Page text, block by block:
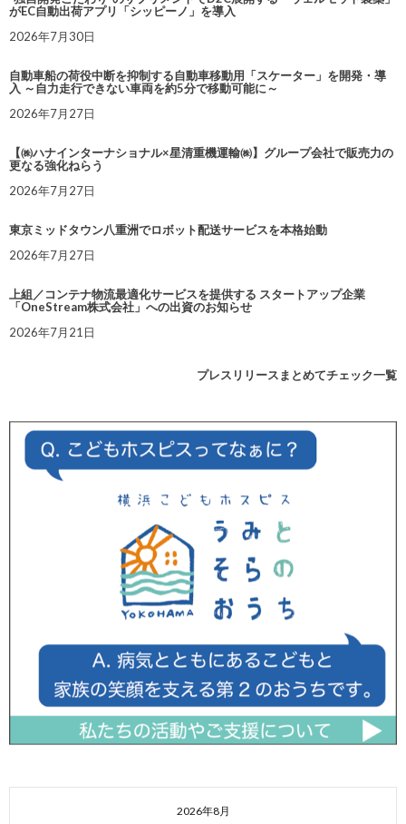
がEC自動出荷アプリ「シッピーノ」を導入
2026年7月30日
自動車船の荷役中断を抑制する自動車移動用「スケーター」を開発・導
入 ～自力走行できない車両を約5分で移動可能に～
2026年7月27日
【㈱ハナインターナショナル×星清重機運輸㈱】グループ会社で販売力の
更なる強化ねらう
2026年7月27日
東京ミッドタウン八重洲でロボット配送サービスを本格始動
2026年7月27日
上組／コンテナ物流最適化サービスを提供する スタートアップ企業
「OneStream株式会社」への出資のお知らせ
2026年7月21日
プレスリリースまとめてチェック一覧
2026年8月